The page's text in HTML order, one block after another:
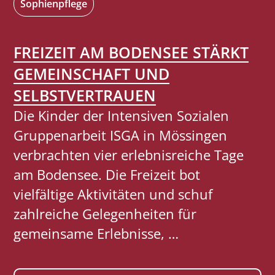
I
O
R
F
F
E
S
T
L
T
U
N
G
:
S
Sophienpflege
FREIZEIT AM BODENSEE STÄRKT
GEMEINSCHAFT UND
SELBSTVERTRAUEN
Die Kinder der Intensiven Sozialen
Gruppenarbeit ISGA in Mössingen
verbrachten vier erlebnisreiche Tage
am Bodensee. Die Freizeit bot
vielfältige Aktivitäten und schuf
zahlreiche Gelegenheiten für
gemeinsame Erlebnisse, …